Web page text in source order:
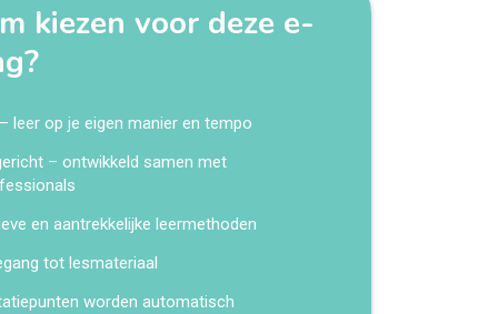
kiezen voor deze e-
leer op je eigen manier en tempo
– ontwikkeld samen met
en aantrekkelijke leermethoden
tot lesmateriaal
worden automatisch